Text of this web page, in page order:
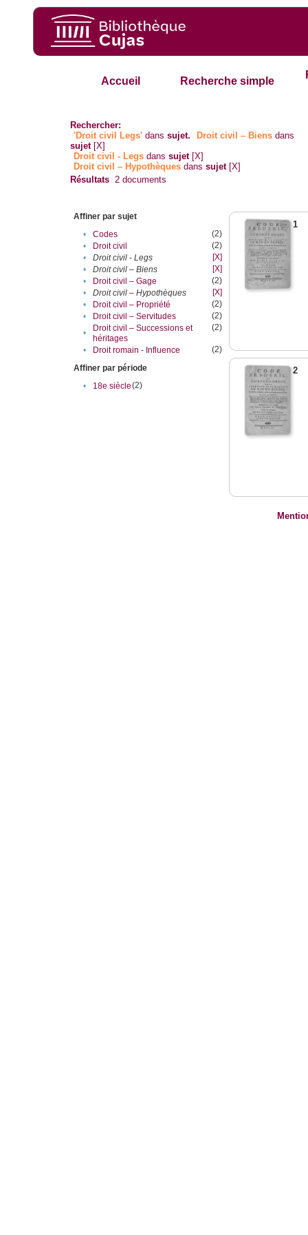
Accueil Recherche simple
Rechercher:
'Droit civil Legs' danssujet. Droit civil – Biens dans
sujet [X]
Droit civil - Legs danssujet [X]
Droit civil – Hypothèques danssujet [X]
Résultats 2 documents
Affiner par sujet
•
Codes
(2)
•
Droit civil
(2)
•
Droit civil - Legs
[X]
•
Droit civil – Biens
[X]
•
Droit civil – Gage
(2)
•
Droit civil – Hypothèques
[X]
•
Droit civil – Propriété
(2)
•
Droit civil – Servitudes
(2)
•
Droit civil – Successions et
héritages
(2)
• Droit romain - Influence
(2)
Affiner par période
•
18e siècle(2)
1
2